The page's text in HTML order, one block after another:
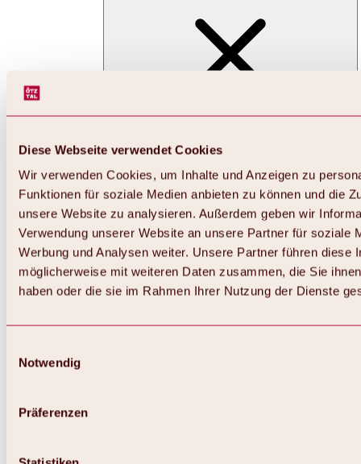
Diese Webseite verwendet Cookies
Wir verwenden Cookies, um Inhalte und Anzeigen zu
Funktionen für soziale Medien anbieten zu können und die
unsere Website zu analysieren. Außerdem geben wir
Verwendung unserer Website an unsere Partner für soziale
Werbung und Analysen weiter. Unsere Partner führen diese
möglicherweise mit weiteren Daten zusammen, die Sie
haben oder die sie im Rahmen Ihrer Nutzung der Dienste
Notwendig
Präferenzen